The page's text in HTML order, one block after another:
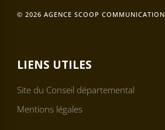
© 2026 AGENCE SCOOP COMMUNICATION
LIENS UTILES
Site du Conseil départemental
Mentions légales